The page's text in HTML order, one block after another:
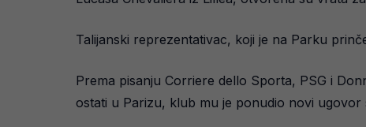
Talijanski reprezentativac, koji je na Parku
Prema pisanju Corriere dello Sporta, PSG i
ostati u Parizu, klub mu je ponudio novi ugovor